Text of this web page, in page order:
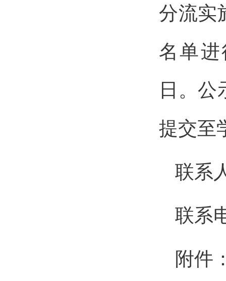
分流实
名单进
日。
提交至
联系
联系
附件